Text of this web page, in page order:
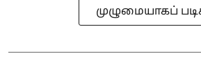
முழுமையாகப்